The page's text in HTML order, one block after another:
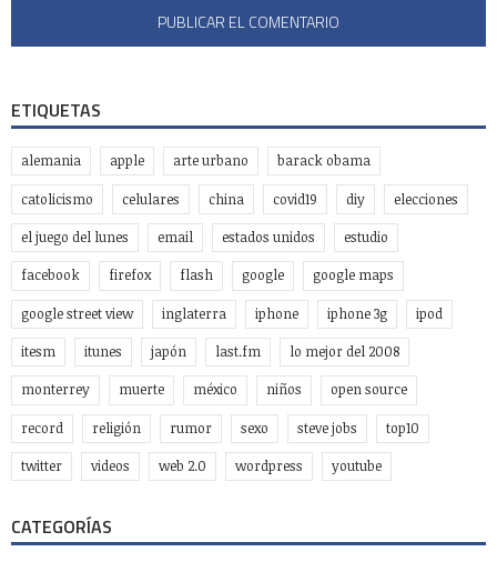
ETIQUETAS
alemania apple arte urbano barack obama
catolicismo celulares china covid19 diy elecciones
el juego del lunes email estados unidos estudio
facebook firefox flash google google maps
google street view inglaterra iphone iphone 3g ipod
itesm itunes japón last.fm lo mejor del 2008
monterrey muerte méxico niños open source
record religión rumor sexo steve jobs top10
twitter videos web 2.0 wordpress youtube
CATEGORÍAS